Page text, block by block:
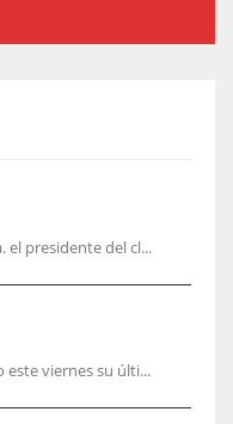
el presidente del cl...
este viernes su últi...